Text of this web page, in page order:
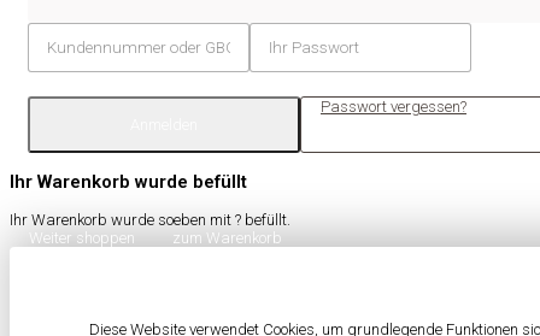
Passwort vergessen?
Ihr Warenkorb wurde befüllt
Ihr Warenkorb wurde soeben mit ? befüllt.
Weiter shoppen
zum Warenkorb
Diese Website verwendet Cookies, um grundlegende Funktionen